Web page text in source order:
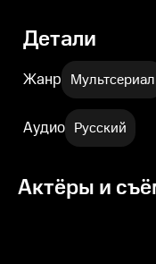
Детали
Жанр Мультсериал
Аудио Русский
Актёры и